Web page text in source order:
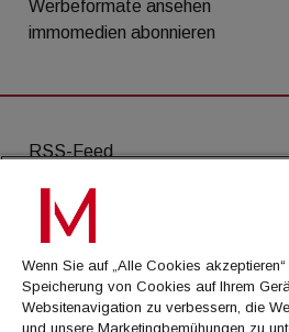
Werbeformate ansehen
immomedien abonnieren
RSS-Feed
AGB
Datenschutz
Kontakt
Impressum
Wenn Sie auf „Alle Cookies
Speicherung von Cookies auf Ihrem
Websitenavigation zu verbessern, die
und unsere Marketingbemühungen zu